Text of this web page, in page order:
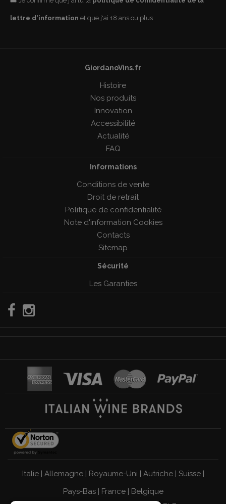
lettre d'information et que j'ai 18 ans ou plus
GiordanoVins.fr
Histoire
Nos produits
Innovation
Accessibilité
Actualité
FAQ
Informations
Conditions de vente
Droit de retrait
Politique de confidentialité
Note d'information Cookies
Contacts
Sitemap
Sécurité
Les Garanties
Italie| Allemagne| Royaume-Uni | Autriche| Suisse|
Pays-Bas| France| Belgique